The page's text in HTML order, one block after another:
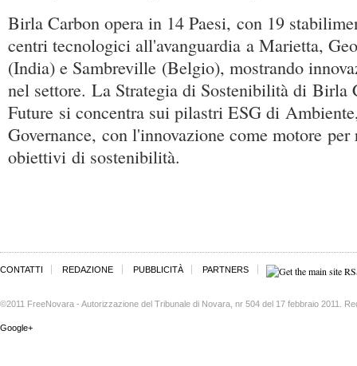
Birla Carbon opera in 14 Paesi, con 19
centri tecnologici all'avanguardia a Marietta,
(India) e Sambreville (Belgio), mostrando
nel settore. La Strategia di Sostenibilità di Birla
Future si concentra sui pilastri ESG di
Governance, con l'innovazione come motore
obiettivi di sostenibilità.
CONTATTI REDAZIONE PUBBLICITÀ PARTNERS
©2011 FreeNovara - Autorizzazione del Tribunale di Novara, nr 504 del 17 febbraio 2011.
Google+